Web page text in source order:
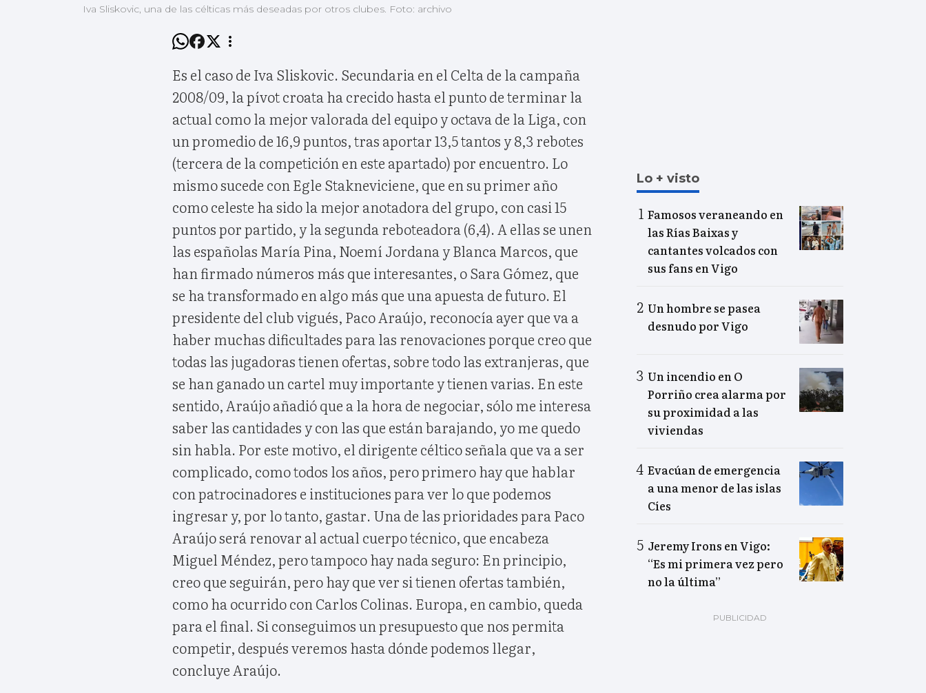
Iva Sliskovic, una de las célticas más deseadas por otros clubes. Foto: archivo
Es el caso de Iva Sliskovic. Secundaria en el Celta de la campaña
2008/09, la pívot croata ha crecido hasta el punto de terminar la
actual como la mejor valorada del equipo y octava de la Liga, con
un promedio de 16,9 puntos, tras aportar 13,5 tantos y 8,3 rebotes
(tercera de la competición en este apartado) por encuentro. Lo
mismo sucede con Egle Stakneviciene, que en su primer año
como celeste ha sido la mejor anotadora del grupo, con casi 15
puntos por partido, y la segunda reboteadora (6,4). A ellas se unen
las españolas María Pina, Noemí Jordana y Blanca Marcos, que
han firmado números más que interesantes, o Sara Gómez, que
se ha transformado en algo más que una apuesta de futuro. El
presidente del club vigués, Paco Araújo, reconocía ayer que va a
haber muchas dificultades para las renovaciones porque creo que
todas las jugadoras tienen ofertas, sobre todo las extranjeras, que
se han ganado un cartel muy importante y tienen varias. En este
sentido, Araújo añadió que a la hora de negociar, sólo me interesa
saber las cantidades y con las que están barajando, yo me quedo
sin habla. Por este motivo, el dirigente céltico señala que va a ser
complicado, como todos los años, pero primero hay que hablar
con patrocinadores e instituciones para ver lo que podemos
ingresar y, por lo tanto, gastar. Una de las prioridades para Paco
Araújo será renovar al actual cuerpo técnico, que encabeza
Miguel Méndez, pero tampoco hay nada seguro: En principio,
creo que seguirán, pero hay que ver si tienen ofertas también,
como ha ocurrido con Carlos Colinas. Europa, en cambio, queda
para el final. Si conseguimos un presupuesto que nos permita
competir, después veremos hasta dónde podemos llegar,
concluye Araújo.
Lo + visto
Famosos veraneando en
las Rías Baixas y
cantantes volcados con
sus fans en Vigo
Un hombre se pasea
desnudo por Vigo
Un incendio en O
Porriño crea alarma por
su proximidad a las
viviendas
Evacúan de emergencia
a una menor de las islas
Cíes
Jeremy Irons en Vigo:
“Es mi primera vez pero
no la última”